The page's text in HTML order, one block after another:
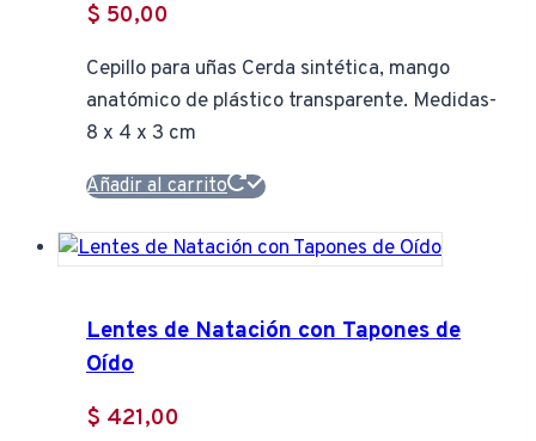
$ 50,00
Cepillo para uñas Cerda sintética, mango
anatómico de plástico transparente. Medidas-
8 x 4 x 3 cm
Añadir al carrito
Lentes de Natación con Tapones de
Oído
$ 421,00